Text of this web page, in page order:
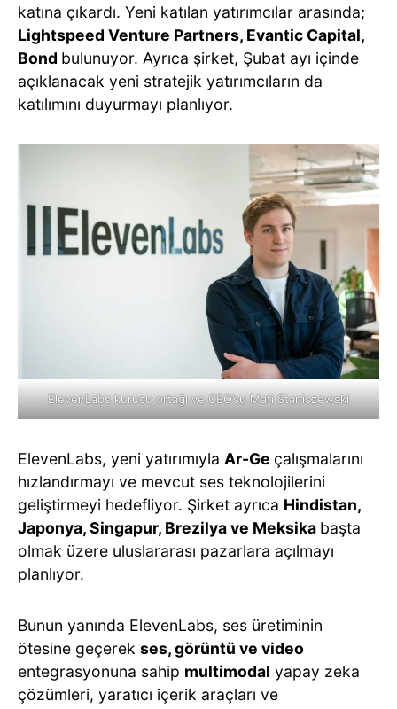
katına çıkardı. Yeni katılan yatırımcılar arasında;
Lightspeed Venture Partners, Evantic Capital,
Bond bulunuyor. Ayrıca şirket, Şubat ayı içinde
açıklanacak yeni stratejik yatırımcıların da
katılımını duyurmayı planlıyor.
ElevenLabs kurucu ortağı ve CEO’su Mati Staniszewski
ElevenLabs, yeni yatırımıyla Ar-Ge çalışmalarını
hızlandırmayı ve mevcut ses teknolojilerini
geliştirmeyi hedefliyor. Şirket ayrıca Hindistan,
Japonya, Singapur, Brezilya ve Meksika başta
olmak üzere uluslararası pazarlara açılmayı
planlıyor.
Bunun yanında ElevenLabs, ses üretiminin
ötesine geçerek ses, görüntü ve video
entegrasyonuna sahip multimodal yapay zeka
çözümleri, yaratıcı içerik araçları ve